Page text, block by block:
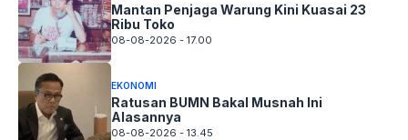
Mantan Penjaga Warung Kini Kuasai 23
Ribu Toko
08-08-2026 - 17.00
EKONOMI
Ratusan BUMN Bakal Musnah Ini
Alasannya
08-08-2026 - 13.45